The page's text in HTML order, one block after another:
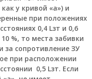
у кривой «а») и
при положениях
0,4 Lзт и 0,6
%, то места забивки
за сопротивление ЗУ
при расположении
0,5 Lзт. Если